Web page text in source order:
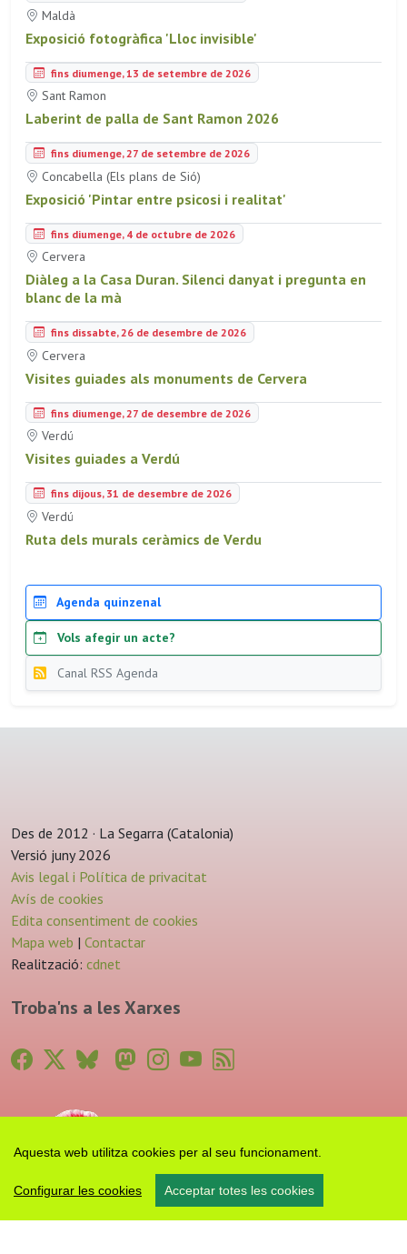
Aquesta web utilitza cookies per al seu funcionament.
Configurar les cookies Acceptar totes les cookies
Maldà
Exposició fotogràfica 'Lloc invisible'
fins diumenge, 13 de setembre de 2026
Sant Ramon
Laberint de palla de Sant Ramon 2026
fins diumenge, 27 de setembre de 2026
Concabella (Els plans de Sió)
Exposició 'Pintar entre psicosi i realitat'
fins diumenge, 4 de octubre de 2026
Cervera
Diàleg a la Casa Duran. Silenci danyat i pregunta en
blanc de la mà
fins dissabte, 26 de desembre de 2026
Cervera
Visites guiades als monuments de Cervera
fins diumenge, 27 de desembre de 2026
Verdú
Visites guiades a Verdú
fins dijous, 31 de desembre de 2026
Verdú
Ruta dels murals ceràmics de Verdu
Agenda quinzenal
Vols afegir un acte?
Canal RSS Agenda
Des de 2012 · La Segarra (Catalonia)
Versió juny 2026
Avis legal i Política de privacitat
Avís de cookies
Edita consentiment de cookies
Mapa web | Contactar
Realització: cdnet
Troba'ns a les Xarxes